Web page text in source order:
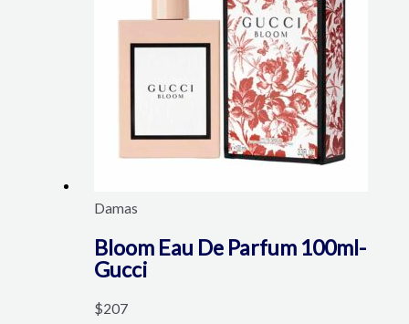
Damas
Bloom Eau De Parfum 100ml-
Gucci
$207